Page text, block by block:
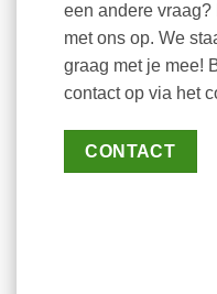
een andere vraag?
met ons op. We
graag met je mee!
contact op via het
CONTACT